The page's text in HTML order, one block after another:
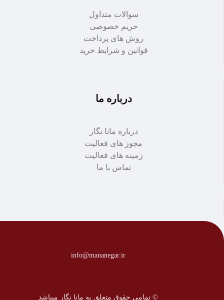
سوالات متداول
حریم خصوصی
روش های پرداخت
قوانین و شرایط خرید
درباره ما
درباره مانا نگار
مجوز های فعالیت
زمینه های فعالیت
تماس با ما
info@mananegar.ir
© تمامی حقوق متعلق به مانا نگار میباشد